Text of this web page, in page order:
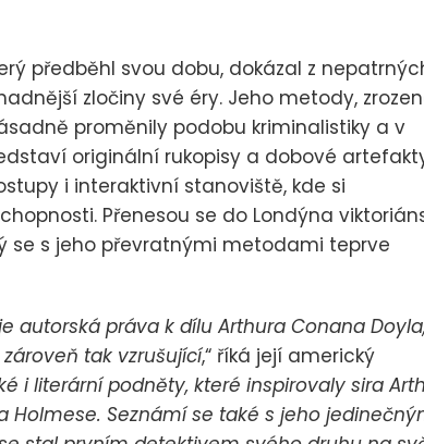
předběhl svou dobu, dokázal z
zločiny své éry. Jeho metody,
proměnily podobu kriminalistiky a v
originální rukopisy a dobové
i interaktivní stanoviště, kde si
Přenesou se do Londýna
se s jeho převratnými metodami teprve
autorská práva k dílu Arthura Conana
tak vzrušující,“ říká její americký
i literární podněty, které inspirovaly sira
Seznámí se také s jeho